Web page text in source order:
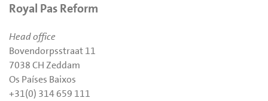
Royal Pas Reform
Head office
Bovendorpsstraat 11
7038 CH Zeddam
Os Países Baixos
+31(0) 314 659 111